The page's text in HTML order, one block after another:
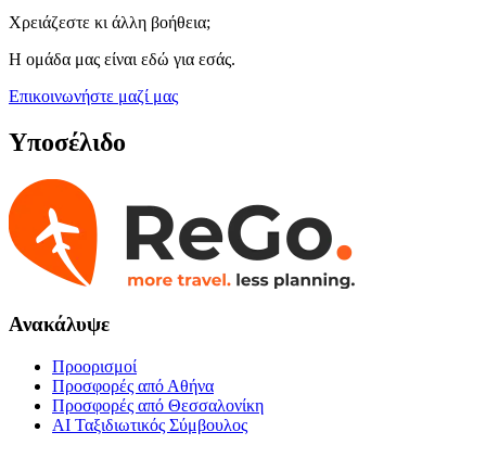
Χρειάζεστε κι άλλη βοήθεια;
Η ομάδα μας είναι εδώ για εσάς.
Επικοινωνήστε μαζί μας
Υποσέλιδο
Ανακάλυψε
Προορισμοί
Προσφορές από Αθήνα
Προσφορές από Θεσσαλονίκη
AI Ταξιδιωτικός Σύμβουλος